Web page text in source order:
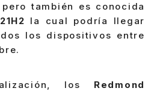
pero también es conocida
21H2 la cual podría llegar
los dispositivos entre
los Redmond